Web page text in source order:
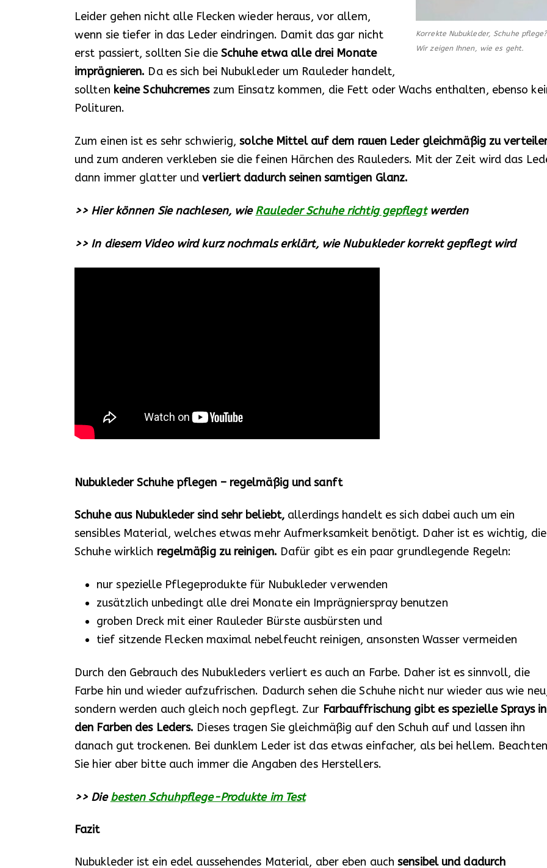
Korrekte Nubukleder, Schuhe pflege?
Wir zeigen Ihnen, wie es geht.
Leider gehen nicht alle Flecken wieder heraus, vor allem,
wenn sie tiefer in das Leder eindringen. Damit das gar nicht
erst passiert, sollten Sie dieSchuhe etwa alle drei Monate
imprägnieren. Da es sich bei Nubukleder um Rauleder handelt,
sollten keine Schuhcremeszum Einsatz kommen, die Fett oder Wachs enthalten, ebenso
Polituren.
Zum einen ist es sehr schwierig,solche Mittel auf dem rauen Leder gleichmäßig zu
und zum anderen verkleben sie die feinen Härchen des Rauleders. Mit der Zeit wird das
dann immer glatter undverliert dadurch seinen samtigen Glanz.
>> Hier können Sie nachlesen, wieRauleder Schuhe richtig gepflegtwerden
>> In diesem Video wird kurz nochmals erklärt, wie Nubukleder korrekt gepflegt wird
Nubukleder Schuhe pflegen – regelmäßig und sanft
Schuhe aus Nubukleder sind sehr beliebt, allerdings handelt es sich dabei auch um ein
sensibles Material, welches etwas mehr Aufmerksamkeit benötigt. Daher ist es wichtig, die
Schuhe wirklich regelmäßig zu reinigen. Dafür gibt es ein paar grundlegende Regeln:
nur spezielle Pflegeprodukte für Nubukleder verwenden
zusätzlich unbedingt alle drei Monate ein Imprägnierspray benutzen
groben Dreck mit einer Rauleder Bürste ausbürsten und
tief sitzende Flecken maximal nebelfeucht reinigen, ansonsten Wasser vermeiden
Durch den Gebrauch des Nubukleders verliert es auch an Farbe. Daher ist es sinnvoll, die
Farbe hin und wieder aufzufrischen. Dadurch sehen die Schuhe nicht nur wieder aus wie
sondern werden auch gleich noch gepflegt. Zur Farbauffrischung gibt es spezielle Sprays in
den Farben des Leders. Dieses tragen Sie gleichmäßig auf den Schuh auf und lassen ihn
danach gut trockenen. Bei dunklem Leder ist das etwas einfacher, als bei hellem. Beachten
Sie hier aber bitte auch immer die Angaben des Herstellers.
>> Diebesten Schuhpflege-Produkte im Test
Fazit
Nubukleder ist ein edel aussehendes Material, aber eben auchsensibel und dadurch